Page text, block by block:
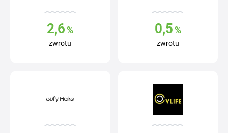
2,6 %
zwrotu
0,5%
zwrotu